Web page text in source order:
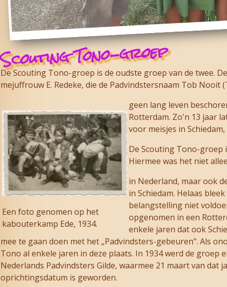
Scouting Tono-groep
De Scouting Tono-groep is de oudste groep van de twee.
mejuffrouw E. Redeke, die de Padvindstersnaam Tob Nooit
Een foto genomen op het
kabouterkamp Ede, 1934.
geen lang leven
Rotterdam. Zo'n 13 jaar
voor meisjes in
De Scouting Tono-groep
Hiermee was het niet
in Nederland, maar ook
in Schiedam. Helaas
belangstelling niet
opgenomen in een
enkele jaren dat ook
mee te gaan doen met het „Padvindsters-gebeuren". Als
Tono al enkele jaren in deze plaats. In 1934 werd de groep
Nederlands Padvindsters Gilde, waarmee 21 maart van dat
oprichtingsdatum is geworden.